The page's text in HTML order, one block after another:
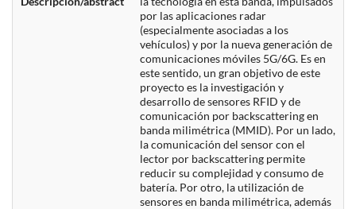
por las aplicaciones radar
(especialmente asociadas a los
vehículos) y por la nueva generación de
comunicaciones móviles 5G/6G. Es en
este sentido, un gran objetivo de este
proyecto es la investigación y
desarrollo de sensores RFID y de
comunicación por backscattering en
banda milimétrica (MMID). Por un lado,
la comunicación del sensor con el
lector por backscattering permite
reducir su complejidad y consumo de
batería. Por otro, la utilización de
sensores en banda milimétrica, además